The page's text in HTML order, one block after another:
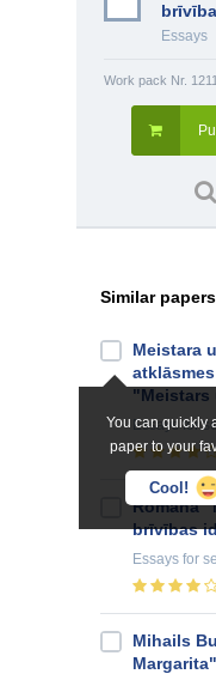
Essays
Work pack Nr.
Similar papers
You can quickly
paper to your
Cool!
Meistara
"Meistars
Essaysfor
Romāna
brīvības
Essays for
Mihails
Margarita"